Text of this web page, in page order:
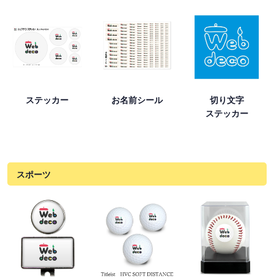
ステッカー お名前シール
切り文字
ステッカー
スポーツ